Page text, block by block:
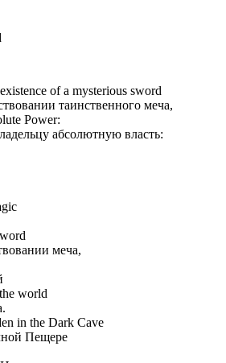
of a mysterious sword
таинственного меча,
Power:
абсолютную власть:
меча,
world
in the Dark Cave
Пещере